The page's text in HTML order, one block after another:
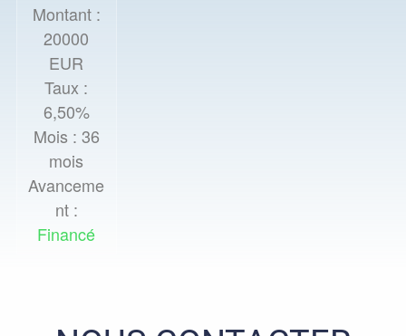
Montant :
20000
EUR
Taux :
6,50%
Mois : 36
mois
Avanceme
nt :
Financé